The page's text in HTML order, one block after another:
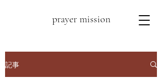
prayer mission
記事